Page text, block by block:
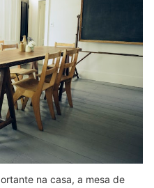
na casa, a mesa de